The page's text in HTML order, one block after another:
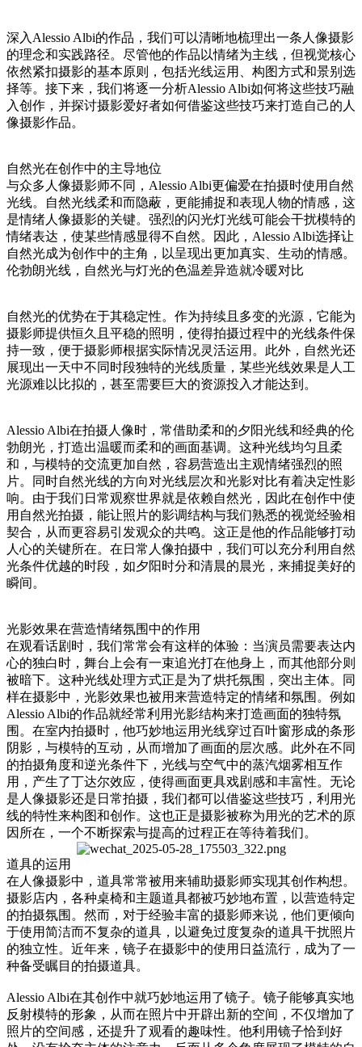
深入Alessio Albi的作品，我们可以清晰地梳理出一条人像摄影
的理念和实践路径。尽管他的作品以情绪为主线，但视觉核心
依然紧扣摄影的基本原则，包括光线运用、构图方式和景别选
择等。接下来，我们将逐一分析Alessio Albi如何将这些技巧融
入创作，并探讨摄影爱好者如何借鉴这些技巧来打造自己的人
像摄影作品。
自然光在创作中的主导地位
与众多人像摄影师不同，Alessio Albi更偏爱在拍摄时使用自然
光线。自然光线柔和而隐蔽，更能捕捉和表现人物的情感，这
是情绪人像摄影的关键。强烈的闪光灯光线可能会干扰模特的
情绪表达，使某些情感显得不自然。因此，Alessio Albi选择让
自然光成为创作中的主角，以呈现出更加真实、生动的情感。
伦勃朗光线，自然光与灯光的色温差异造就冷暖对比
自然光的优势在于其稳定性。作为持续且多变的光源，它能为
摄影师提供恒久且平稳的照明，使得拍摄过程中的光线条件保
持一致，便于摄影师根据实际情况灵活运用。此外，自然光还
展现出一天中不同时段独特的光线质量，某些光线效果是人工
光源难以比拟的，甚至需要巨大的资源投入才能达到。
Alessio Albi在拍摄人像时，常借助柔和的夕阳光线和经典的伦
勃朗光，打造出温暖而柔和的画面基调。这种光线均匀且柔
和，与模特的交流更加自然，容易营造出主观情绪强烈的照
片。同时自然光线的方向对光线层次和光影对比有着决定性影
响。由于我们日常观察世界就是依赖自然光，因此在创作中使
用自然光拍摄，能让照片的影调结构与我们熟悉的视觉经验相
契合，从而更容易引发观众的共鸣。这正是他的作品能够打动
人心的关键所在。在日常人像拍摄中，我们可以充分利用自然
光条件优越的时段，如夕阳时分和清晨的晨光，来捕捉美好的
瞬间。
光影效果在营造情绪氛围中的作用
在观看话剧时，我们常常会有这样的体验：当演员需要表达内
心的独白时，舞台上会有一束追光打在他身上，而其他部分则
被暗下。这种光线处理方式正是为了烘托氛围，突出主体。同
样在摄影中，光影效果也被用来营造特定的情绪和氛围。例如
Alessio Albi的作品就经常利用光影结构来打造画面的独特氛
围。在室内拍摄时，他巧妙地运用光线穿过百叶窗形成的条形
阴影，与模特的互动，从而增加了画面的层次感。此外在不同
的拍摄角度和逆光条件下，光线与空气中的蒸汽烟雾相互作
用，产生了丁达尔效应，使得画面更具戏剧感和丰富性。无论
是人像摄影还是日常拍摄，我们都可以借鉴这些技巧，利用光
线的特性来构图和创作。这也正是摄影被称为用光的艺术的原
因所在，一个不断探索与提高的过程正在等待着我们。
道具的运用
在人像摄影中，道具常常被用来辅助摄影师实现其创作构想。
摄影店内，各种桌椅和主题道具都被巧妙地布置，以营造特定
的拍摄氛围。然而，对于经验丰富的摄影师来说，他们更倾向
于使用简洁而不复杂的道具，以避免过度复杂的道具干扰照片
的独立性。近年来，镜子在摄影中的使用日益流行，成为了一
种备受瞩目的拍摄道具。
Alessio Albi在其创作中就巧妙地运用了镜子。镜子能够真实地
反射模特的形象，从而在照片中开辟出新的空间，不仅增加了
照片的空间感，还提升了观看的趣味性。他利用镜子恰到好